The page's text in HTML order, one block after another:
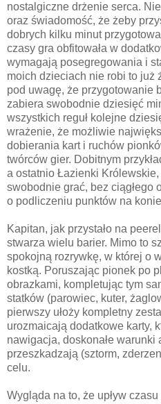
nostalgiczne drżenie serca.
oraz świadomość, że żeby
dobrych kilku minut
czasy gra obfitowała w
wymagają posegregowania i
moich dzieciach nie robi to już
pod uwagę, że przygotowanie
zabiera swobodnie dziesięć
wszystkich reguł kolejne
wrażenie, że możliwie
dobierania kart i ruchów
twórców gier. Dobitnym
a ostatnio Łazienki
swobodnie grać, bez ciągłego
o podliczeniu punktów na
Kapitan, jak przystało na
stwarza wielu barier. Mimo to
spokojną rozrywkę, w której o
kostką. Poruszając pionek po
obrazkami, kompletując tym
statków (parowiec, kuter,
pierwszy ułoży kompletny
urozmaicają dodatkowe karty,
nawigacja, doskonałe warunki
przeszkadzają (sztorm,
celu.
Wygląda na to, że upływ